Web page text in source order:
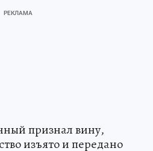
признал вину,
изъято и передано